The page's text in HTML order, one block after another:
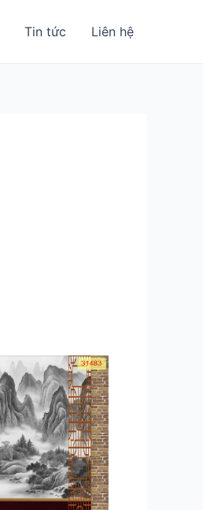
Tin tức Liên hệ